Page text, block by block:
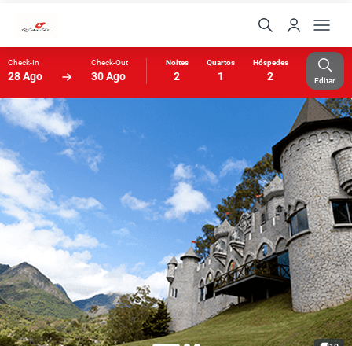
Check-In
28 Ago
Check-Out
30 Ago
Noites
2
Quartos
1
Hóspedes
2 Editar